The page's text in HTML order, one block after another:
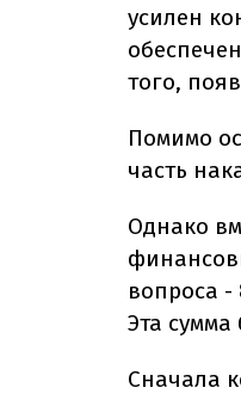
усилен
того,
Помимо
часть
Однако
вопроса
Эта сумма
Сначала